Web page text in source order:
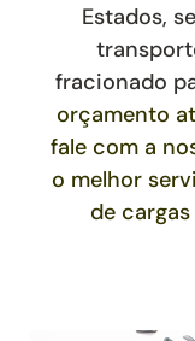
Estados,
fracionado
orçamento
fale com a
o melhor
de